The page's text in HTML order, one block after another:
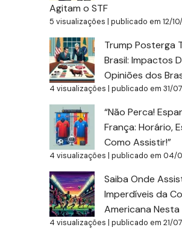
Agitam o STF
5 visualizações | publicado em 12/
Trump Posterga
Brasil: Impactos
Opiniões dos
4 visualizações | publicado em 31/
“Não Perca!
França: Horário,
Como Assistir!”
4 visualizações | publicado em 04/
Saiba Onde
Imperdíveis da
Americana Nesta
4 visualizações | publicado em 21/